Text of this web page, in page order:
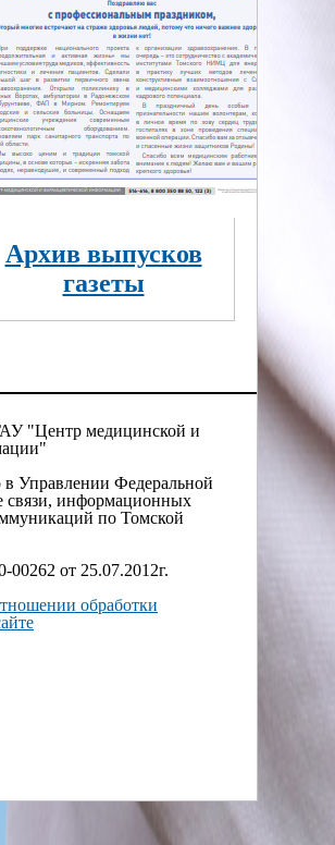
Архив выпусков
газеты
"Центр медицинской и
в Управлении Федеральной
связи, информационных
по Томской
от 25.07.2012г.
обработки